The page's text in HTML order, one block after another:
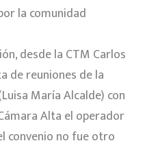
la comunidad
desde la CTM Carlos
de reuniones de la
María Alcalde) con
Alta el operador
convenio no fue otro